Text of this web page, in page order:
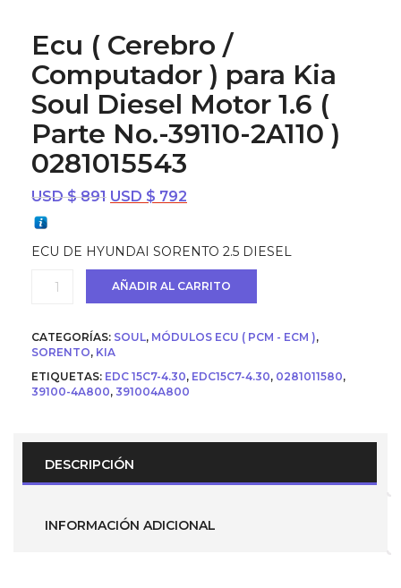
Ecu ( Cerebro /
Computador ) para Kia
Soul Diesel Motor 1.6 (
Parte No.-39110-2A110 )
0281015543
USD $891 El
era:
USD
$ 891.
USD $ 792
es:
USD
$ 792.
ECU DE HYUNDAI SORENTO 2.5 DIESEL
/
Computador
para
Kia
Parte
AÑADIR AL CARRITO
CATEGORÍAS: SOUL, MÓDULOS ECU ( PCM - ECM ),
SORENTO, KIA
ETIQUETAS: EDC 15C7-4.30, EDC15C7-4.30, 0281011580,
39100-4A800, 391004A800
DESCRIPCIÓN
INFORMACIÓN ADICIONAL